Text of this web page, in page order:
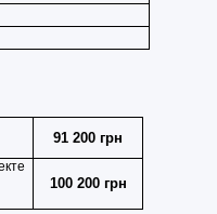
91 200 грн
100 200 грн